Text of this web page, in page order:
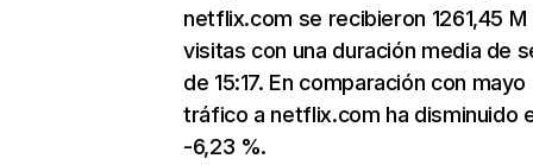
netflix.com se recibieron 1261,45 M
visitas con una duración media de
de 15:17. En comparación con mayo
tráfico a netflix.com ha disminuido
-6,23 %.